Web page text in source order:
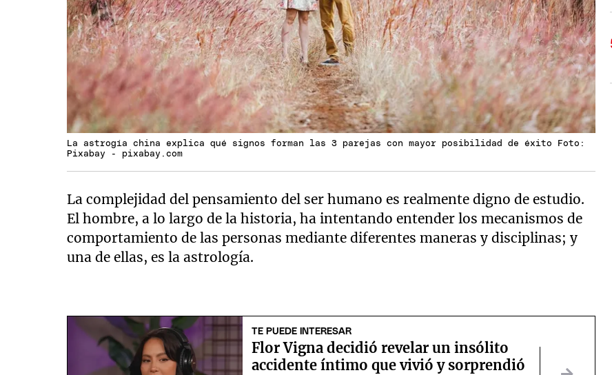
La astrogía china explica qué signos forman las 3 parejas con mayor posibilidad de éxito Foto:
Pixabay - pixabay.com
La complejidad del pensamiento del ser humano es realmente digno de estudio.
El hombre, a lo largo de la historia, ha intentando entender los mecanismos de
comportamiento de las personas mediante diferentes maneras y disciplinas; y
una de ellas, es la astrología.
TE PUEDE INTERESAR
Flor Vigna decidió revelar un insólito
accidente íntimo que vivió y sorprendió